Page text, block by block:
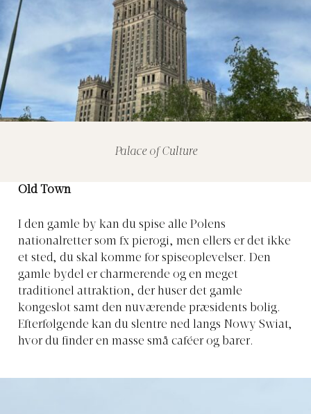
Palace of Culture
Old Town
I den gamle by kan du spise alle Polens
nationalretter som fx pierogi, men ellers er det ikke
et sted, du skal komme for spiseoplevelser. Den
gamle bydel er charmerende og en meget
traditionel attraktion, der huser det gamle
kongeslot samt den nuværende præsidents bolig.
Efterfølgende kan du slentre ned langs Nowy Swiat,
hvor du finder en masse små caféer og barer.